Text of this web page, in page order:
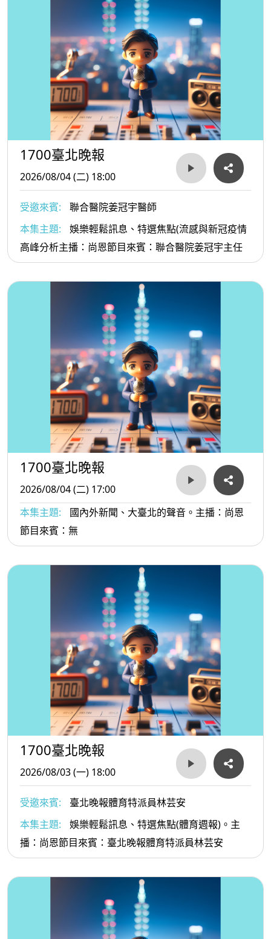
1700臺北晚報
2026/08/04 (二) 18:00
受邀來賓:
聯合醫院姜冠宇醫師
本集主題:
娛樂輕鬆訊息、特選焦點(流感與新冠疫情
高峰分析主播：尚恩節目來賓：聯合醫院姜冠宇主任
1700臺北晚報
2026/08/04 (二) 17:00
本集主題:
國內外新聞、大臺北的聲音。主播：尚恩
節目來賓：無
1700臺北晚報
2026/08/03 (一) 18:00
受邀來賓:
臺北晚報體育特派員林芸安
本集主題:
娛樂輕鬆訊息、特選焦點(體育週報)。主
播：尚恩節目來賓：臺北晚報體育特派員林芸安